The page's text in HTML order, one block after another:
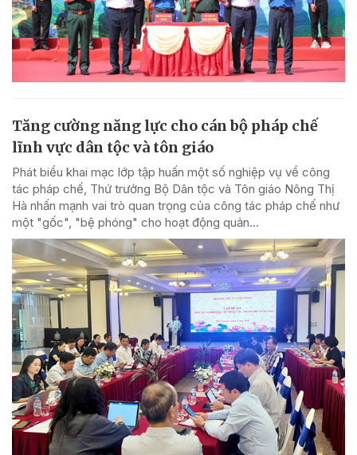
Tăng cường năng lực cho cán bộ pháp chế
lĩnh vực dân tộc và tôn giáo
Phát biểu khai mạc lớp tập huấn một số nghiệp vụ về công
tác pháp chế, Thứ trưởng Bộ Dân tộc và Tôn giáo Nông Thị
Hà nhấn mạnh vai trò quan trọng của công tác pháp chế như
một "gốc", "bệ phóng" cho hoạt động quản...